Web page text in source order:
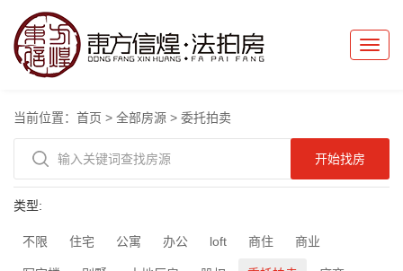
Toggle
当前位置： 首页 > 全部房源 > 委托拍卖
类型:
不限 住宅 公寓 办公 loft 商住 商业